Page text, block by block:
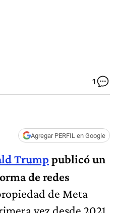
1
Agregar PERFIL en Google
Trump publicó un
de redes
de Meta
vez desde 2021,